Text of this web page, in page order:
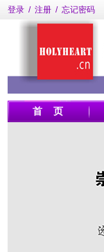
登录/ 注册/ 忘记密码
首 页